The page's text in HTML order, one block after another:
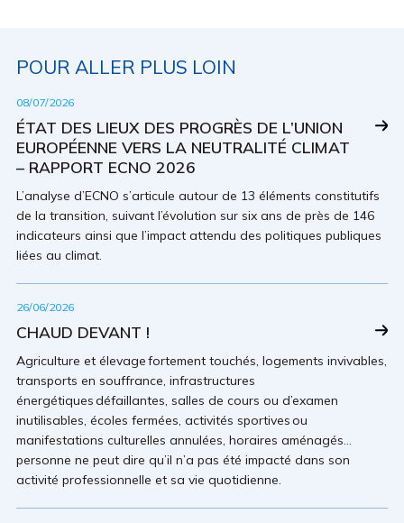
POUR ALLER PLUS LOIN
08/07/2026
ÉTAT DES LIEUX DES PROGRÈS DE L’UNION
EUROPÉENNE VERS LA NEUTRALITÉ CLIMAT
– RAPPORT ECNO 2026
L’analyse d’ECNO s’articule autour de 13 éléments constitutifs
de la transition, suivant l’évolution sur six ans de près de 146
indicateurs ainsi que l’impact attendu des politiques publiques
liées au climat.
26/06/2026
CHAUD DEVANT !
Agriculture et élevage fortement touchés, logements invivables,
transports en souffrance, infrastructures
énergétiques défaillantes, salles de cours ou d’examen
inutilisables, écoles fermées, activités sportives ou
manifestations culturelles annulées, horaires aménagés…
personne ne peut dire qu’il n’a pas été impacté dans son
activité professionnelle et sa vie quotidienne.